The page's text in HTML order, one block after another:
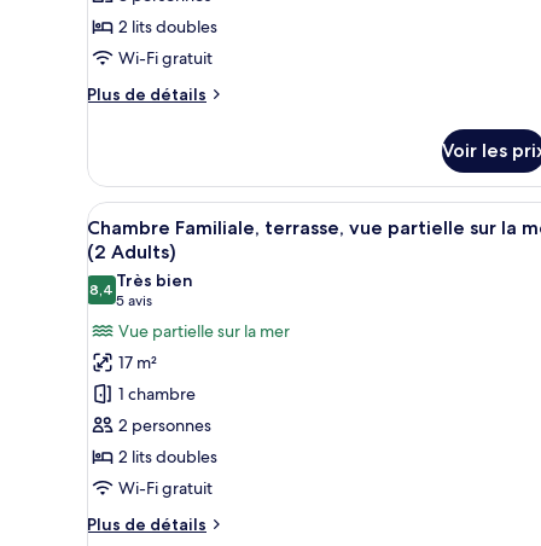
type
de
chambre :
Chambre
(2
Adults
+
1
child)
2 lits doubles
Wi-Fi gratuit
Plus de détails
Plus
le
type
de
chambre
Chambre
Familiale,
terrasse
(2
Adults
+
child)
Voir les
Afficher
toutes
les
photos
pour
ce
type
de
chambre :
Chambre
Familiale,
terrasse,
Une chambre d’hôtel avec
5
Chambre Familiale, terrasse, vue partielle sur la
(2 Adults)
8,48,4 sur 10
Très bien
5 avis
(5 avis)
Vue partielle sur la mer
17 m²
1 chambre
2 personnes
2 lits doubles
Wi-Fi gratuit
Plus de détails
Plus